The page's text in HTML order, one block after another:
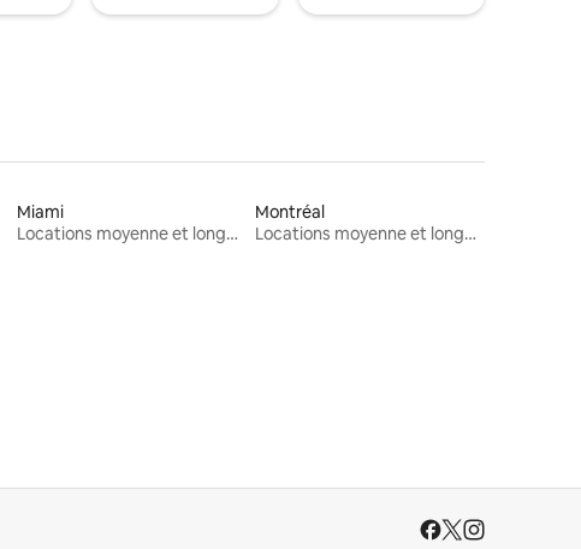
Miami
Locations moyenne et longue durée
Montréal
Locations moyenne et longue durée